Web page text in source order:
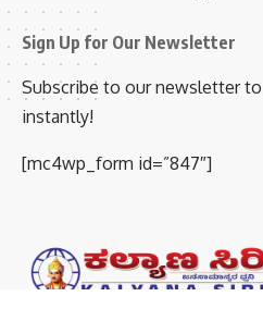
Sign Up for Our Newsletter
Subscribe to our newsletter
instantly!
[mc4wp_form id=”847″]